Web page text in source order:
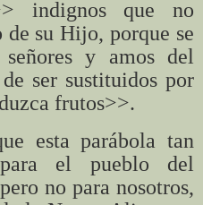
indignos que no
su Hijo, porque se
señores y amos del
ser sustituidos por
frutos>>.
esta parábola tan
el pueblo del
no para nosotros,